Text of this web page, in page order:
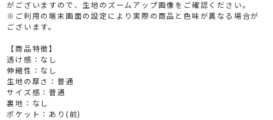
がございますので、生地のズームアップ画像をご確認ください。
※ご利用の端末画面の設定により実際の商品と色味が異なる場合が
ございます。
【商品特徴】
透け感：なし
伸縮性：なし
生地の厚さ：普通
サイズ感：普通
裏地：なし
ポケット：あり(前)